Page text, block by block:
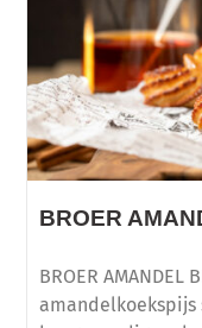
BROER
BROER AMANDEL